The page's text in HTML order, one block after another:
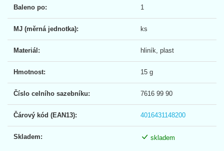
Baleno po: 1
MJ (měrná jednotka): ks
Materiál: hliník, plast
Hmotnost: 15 g
Číslo celního sazebníku: 7616 99 90
Čárový kód (EAN13): 4016431148200
Skladem: skladem